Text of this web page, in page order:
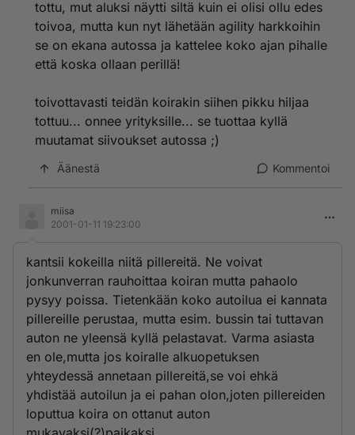
tottu, mut aluksi näytti siltä kuin ei olisi ollu edes
toivoa, mutta kun nyt lähetään agility harkkoihin
se on ekana autossa ja kattelee koko ajan pihalle
että koska ollaan perillä!
toivottavasti teidän koirakin siihen pikku hiljaa
tottuu... onnee yrityksille... se tuottaa kyllä
muutamat siivoukset autossa ;)
Äänestä Kommentoi
miisa
2001-01-11 19:23:00
kantsii kokeilla niitä pillereitä. Ne voivat
jonkunverran rauhoittaa koiran mutta pahaolo
pysyy poissa. Tietenkään koko autoilua ei kannata
pillereille perustaa, mutta esim. bussin tai tuttavan
auton ne yleensä kyllä pelastavat. Varma asiasta
en ole,mutta jos koiralle alkuopetuksen
yhteydessä annetaan pillereitä,se voi ehkä
yhdistää autoilun ja ei pahan olon,joten pillereiden
loputtua koira on ottanut auton